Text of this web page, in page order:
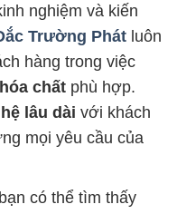
nghiệm và kiến
Trường Phát luôn
hàng trong việc
hóa chất phù hợp.
lâu dài với khách
mọi yêu cầu của
có thể tìm thấy